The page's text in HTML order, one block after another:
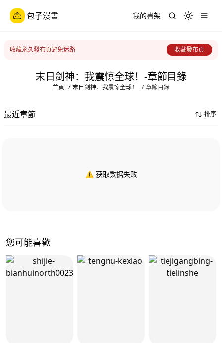
包子漫畫 我的書架 Toggle
收藏永久發布頁避免迷路 收藏發布頁
末日剑神：我震惊全球！-章節目錄
首頁 / 末日剑神：我震惊全球！ / 章節目錄
最近章節 排序
⚠️ 获取数据失败
您可能喜歡